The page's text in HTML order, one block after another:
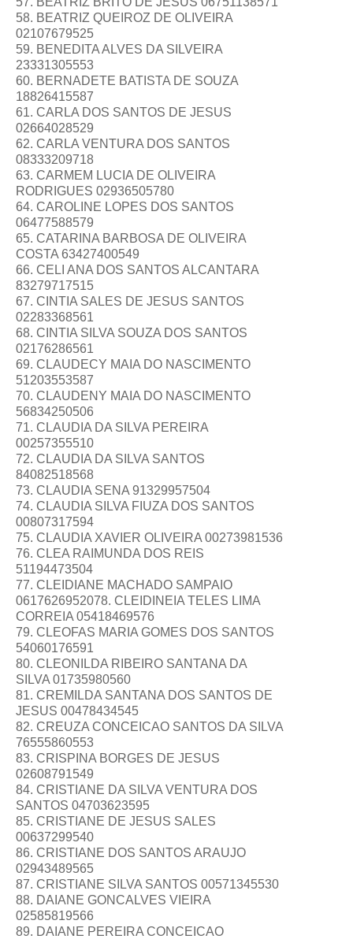
58. BEATRIZ QUEIROZ DE OLIVEIRA
02107679525
59. BENEDITA ALVES DA SILVEIRA
23331305553
60. BERNADETE BATISTA DE SOUZA
18826415587
61. CARLA DOS SANTOS DE JESUS
02664028529
62. CARLA VENTURA DOS SANTOS
08333209718
63. CARMEM LUCIA DE OLIVEIRA
RODRIGUES 02936505780
64. CAROLINE LOPES DOS SANTOS
06477588579
65. CATARINA BARBOSA DE OLIVEIRA
COSTA 63427400549
66. CELI ANA DOS SANTOS ALCANTARA
83279717515
67. CINTIA SALES DE JESUS SANTOS
02283368561
68. CINTIA SILVA SOUZA DOS SANTOS
02176286561
69. CLAUDECY MAIA DO NASCIMENTO
51203553587
70. CLAUDENY MAIA DO NASCIMENTO
56834250506
71. CLAUDIA DA SILVA PEREIRA
00257355510
72. CLAUDIA DA SILVA SANTOS
84082518568
73. CLAUDIA SENA 91329957504
74. CLAUDIA SILVA FIUZA DOS SANTOS
00807317594
75. CLAUDIA XAVIER OLIVEIRA 00273981536
76. CLEA RAIMUNDA DOS REIS
51194473504
77. CLEIDIANE MACHADO SAMPAIO
0617626952078. CLEIDINEIA TELES LIMA
CORREIA 05418469576
79. CLEOFAS MARIA GOMES DOS SANTOS
54060176591
80. CLEONILDA RIBEIRO SANTANA DA
SILVA 01735980560
81. CREMILDA SANTANA DOS SANTOS DE
JESUS 00478434545
82. CREUZA CONCEICAO SANTOS DA SILVA
76555860553
83. CRISPINA BORGES DE JESUS
02608791549
84. CRISTIANE DA SILVA VENTURA DOS
SANTOS 04703623595
85. CRISTIANE DE JESUS SALES
00637299540
86. CRISTIANE DOS SANTOS ARAUJO
02943489565
87. CRISTIANE SILVA SANTOS 00571345530
88. DAIANE GONCALVES VIEIRA
02585819566
89. DAIANE PEREIRA CONCEICAO